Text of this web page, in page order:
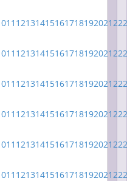
11 1213141516171819202122
11 1213141516171819202122
11 1213141516171819202122
11 1213141516171819202122
11 1213141516171819202122
11 1213141516171819202122